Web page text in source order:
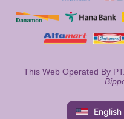
This Web Operated By
English